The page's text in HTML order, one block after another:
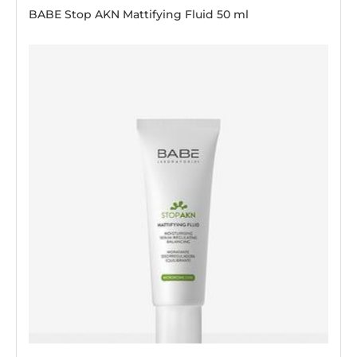
BABE Stop AKN Mattifying Fluid 50 ml